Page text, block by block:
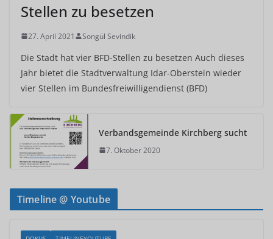
Stellen zu besetzen
27. April 2021 Songül Sevindik
Die Stadt hat vier BFD-Stellen zu besetzen Auch dieses
Jahr bietet die Stadtverwaltung Idar-Oberstein wieder
vier Stellen im Bundesfreiwilligendienst (BFD)
Verbandsgemeinde Kirchberg sucht
7. Oktober 2020
Timeline @ Youtube